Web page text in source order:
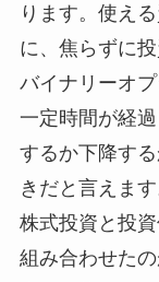
ります。使え
に、焦らずに
バイナリーオ
一定時間が経
するか下降す
きだと言えます
株式投資と投
組み合わせた